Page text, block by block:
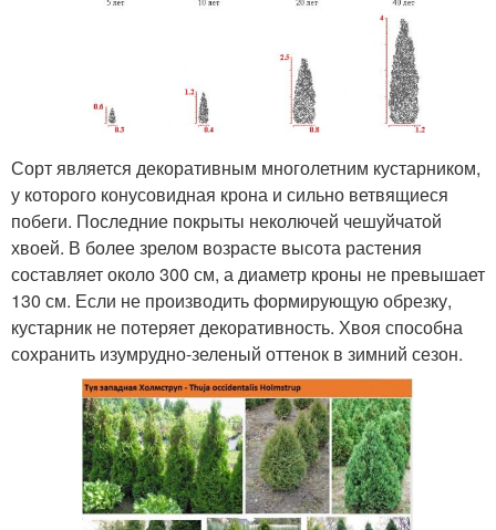
Сорт является декоративным многолетним кустарником,
у которого конусовидная крона и сильно ветвящиеся
побеги. Последние покрыты неколючей чешуйчатой
хвоей. В более зрелом возрасте высота растения
составляет около 300 см, а диаметр кроны не превышает
130 см. Если не производить формирующую обрезку,
кустарник не потеряет декоративность. Хвоя способна
сохранить изумрудно-зеленый оттенок в зимний сезон.